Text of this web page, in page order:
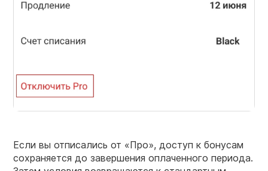
Если вы отписались от «Про», доступ к бонусам
сохраняется до завершения оплаченного периода.